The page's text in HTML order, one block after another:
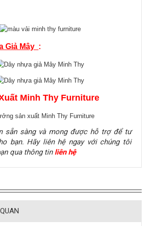
Giả Mây :
Minh Thy Furniture
sẵn sàng và mong được hỗ trợ để tư
bạn. Hãy liên hệ ngay với chúng tôi
qua thông tin liên hệ